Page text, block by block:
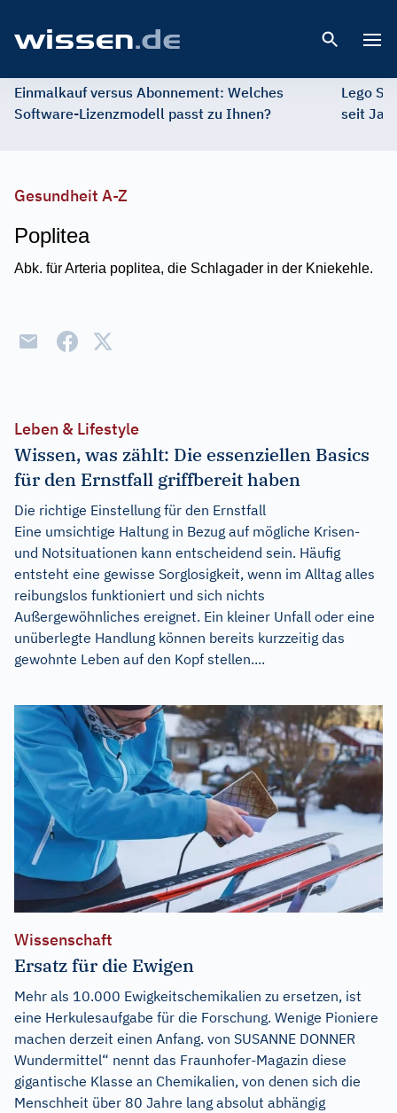
Einmalkauf versus Abonnement: Welches
Software-Lizenzmodell passt zu Ihnen?
Lego
seit
Gesundheit A-Z
Poplitea
Abk. für Arteria poplitea, die Schlagader in der Kniekehle.
Leben & Lifestyle
Wissen, was zählt: Die essenziellen Basics
für den Ernstfall griffbereit haben
Die richtige Einstellung für den Ernstfall
Eine umsichtige Haltung in Bezug auf mögliche Krisen-
und Notsituationen kann entscheidend sein. Häufig
entsteht eine gewisse Sorglosigkeit, wenn im Alltag alles
reibungslos funktioniert und sich nichts
Außergewöhnliches ereignet. Ein kleiner Unfall oder eine
unüberlegte Handlung können bereits kurzzeitig das
gewohnte Leben auf den Kopf stellen....
Wissenschaft
Ersatz für die Ewigen
Mehr als 10.000 Ewigkeitschemikalien zu ersetzen, ist
eine Herkulesaufgabe für die Forschung. Wenige Pioniere
machen derzeit einen Anfang. von SUSANNE DONNER
Wundermittel“ nennt das Fraunhofer-Magazin diese
gigantische Klasse an Chemikalien, von denen sich die
Menschheit über 80 Jahre lang absolut abhängig